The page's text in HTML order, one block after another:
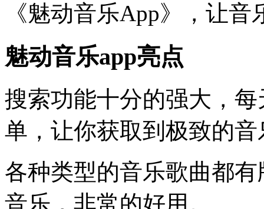
《魅动音乐App》，让
魅动音乐app亮点
搜索功能十分的强大，
单，让你获取到极致的
各种类型的音乐歌曲都
音乐，非常的好用。